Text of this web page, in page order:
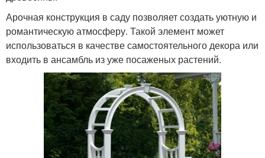
Арочная конструкция в саду позволяет создать уютную и
романтическую атмосферу. Такой элемент может
использоваться в качестве самостоятельного декора или
входить в ансамбль из уже посаженых растений.